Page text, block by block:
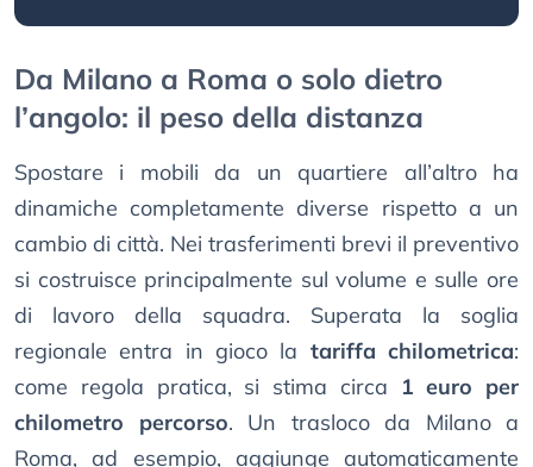
Da Milano a Roma o solo dietro
l’angolo: il peso della distanza
Spostare i mobili da un quartiere all’altro ha
dinamiche completamente diverse rispetto a un
cambio di città. Nei trasferimenti brevi il preventivo
si costruisce principalmente sul volume e sulle ore
di lavoro della squadra. Superata la soglia
regionale entra in gioco la tariffa chilometrica:
come regola pratica, si stima circa
1 euro per
chilometro percorso. Un trasloco da Milano a
Roma, ad esempio, aggiunge automaticamente